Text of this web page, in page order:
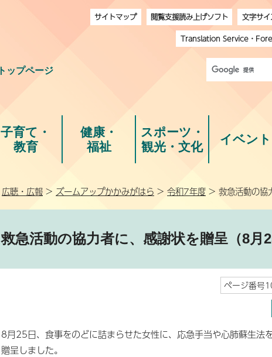
トップページ
サイトマップ 閲覧支援読み上げソフト
文字サ
Translation Service・
子育て・
教育
健康・
福祉
スポーツ・
観光・文化
イベント
広聴・広報 > ズームアップかかみがはら > 令和7年度 > 救急活動の協
救急活動の協力者に、感謝状を贈呈（8月
ページ番号
8月25日、食事をのどに詰まらせた女性に、応急手当や心肺蘇生法
贈呈しました。